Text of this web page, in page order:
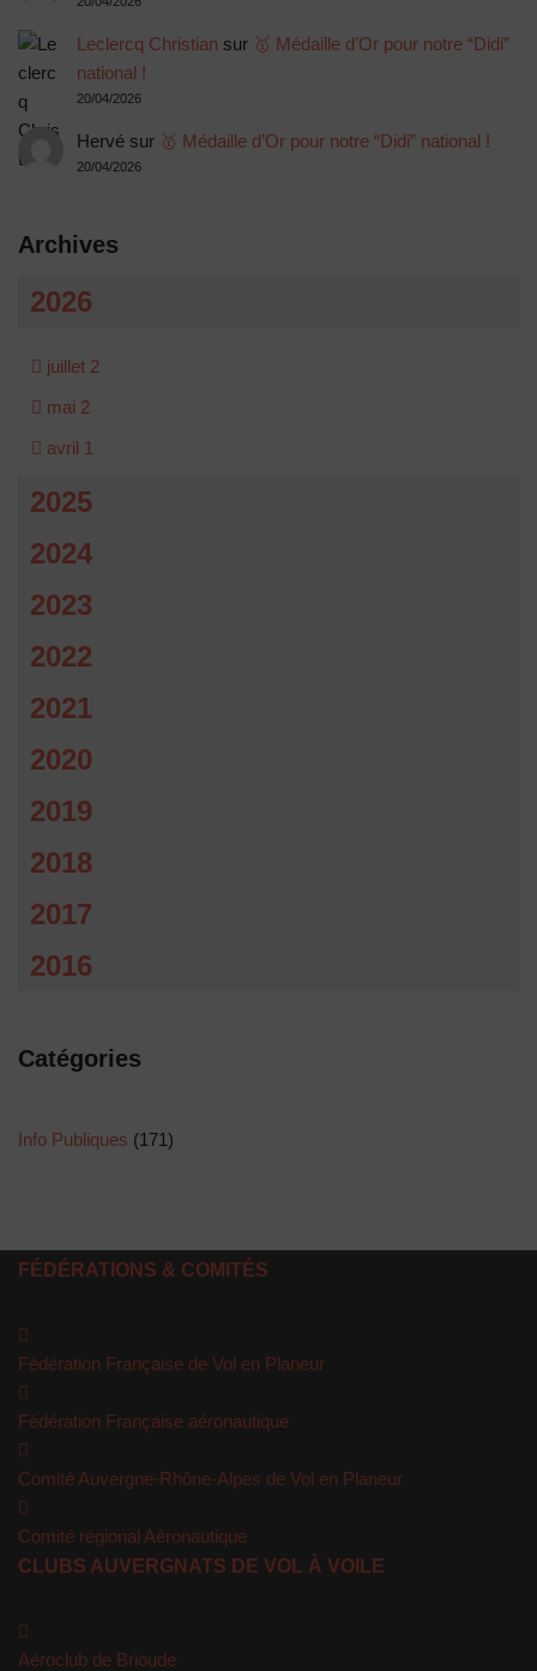
Leclercq Christian sur 🥇 Médaille d’Or pour notre “Didi”
national !
20/04/2026
Hervésur 🥇 Médaille d’Or pour notre “Didi” national !
20/04/2026
Archives
2026
juillet 2
mai 2
avril 1
2025
2024
2023
2022
2021
2020
2019
2018
2017
2016
Catégories
Info Publiques (171)
FÉDÉRATIONS & COMITÉS
Fédération Française de Vol en Planeur
Fédération Française aéronautique
Comité Auvergne-Rhône-Alpes de Vol en Planeur
Comité régional Aéronautique
CLUBS AUVERGNATS DE VOL À VOILE
Aéroclub de Brioude